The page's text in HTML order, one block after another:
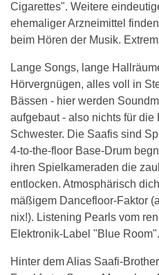
Cigarettes". Weitere
ehemaliger Arzneimittel
beim Hören der Musik.
Lange Songs, lange
Hörvergnügen, alles voll in
Bässen - hier werden
aufgebaut - also nichts für
Schwester. Die Saafis sind
4-to-the-floor Base-Drum
ihren Spielkameraden die
entlocken. Atmosphärisch
mäßigem Dancefloor-Faktor
nix!). Listening Pearls vom
Elektronik-Label "Blue Room".
Hinter dem Alias Saafi-